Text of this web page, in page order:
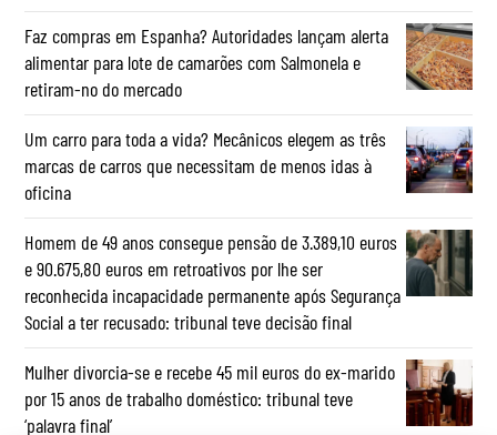
Faz compras em Espanha? Autoridades lançam alerta
alimentar para lote de camarões com Salmonela e
retiram-no do mercado
Um carro para toda a vida? Mecânicos elegem as três
marcas de carros que necessitam de menos idas à
oficina
Homem de 49 anos consegue pensão de 3.389,10 euros
e 90.675,80 euros em retroativos por lhe ser
reconhecida incapacidade permanente após Segurança
Social a ter recusado: tribunal teve decisão final
Mulher divorcia-se e recebe 45 mil euros do ex-marido
por 15 anos de trabalho doméstico: tribunal teve
‘palavra final’